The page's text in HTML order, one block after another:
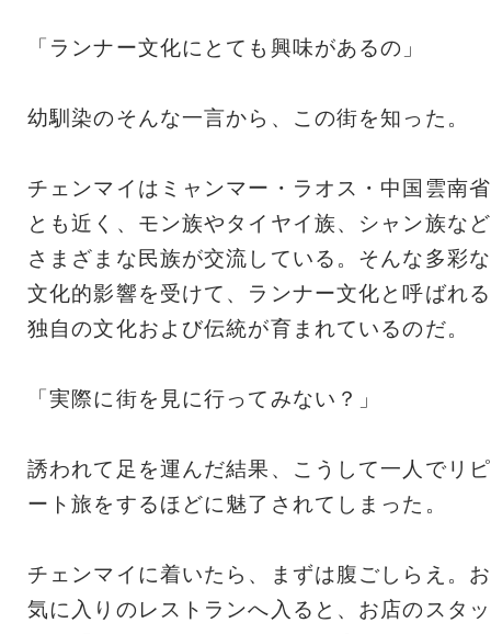
「ランナー文化にとても興味があるの」
幼馴染のそんな一言から、この街を知った。
チェンマイはミャンマー・ラオス・中国雲南省
とも近く、モン族やタイヤイ族、シャン族など
さまざまな民族が交流している。そんな多彩な
文化的影響を受けて、ランナー文化と呼ばれる
独自の文化および伝統が育まれているのだ。
「実際に街を見に行ってみない？」
誘われて足を運んだ結果、こうして一人でリピ
ート旅をするほどに魅了されてしまった。
チェンマイに着いたら、まずは腹ごしらえ。お
気に入りのレストランへ入ると、お店のスタッ